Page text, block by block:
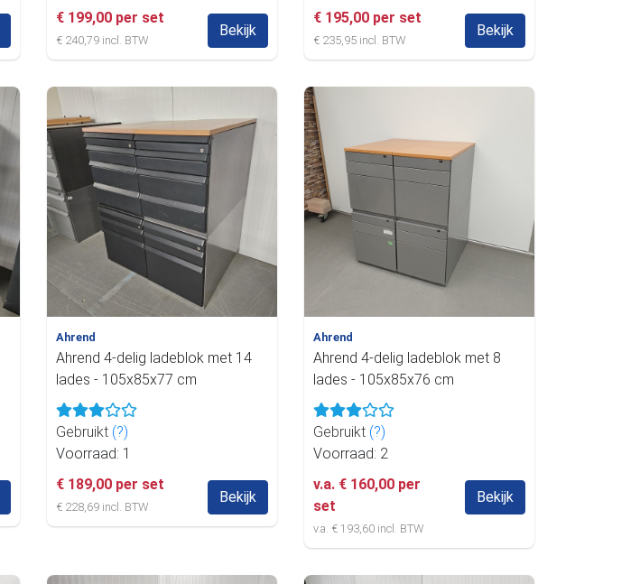
€ 199,00 per set
€ 240,79 incl. BTW
Bekijk
€ 195,00 per set
€ 235,95 incl. BTW
Bekijk
Ahrend
Ahrend 4-delig ladeblok met 14
lades - 105x85x77 cm
Gebruikt (?)
Voorraad: 1
€ 189,00 per set
€ 228,69 incl. BTW
Bekijk
Ahrend
Ahrend 4-delig ladeblok met 8
lades - 105x85x76 cm
Gebruikt (?)
Voorraad: 2
v.a. € 160,00 per
set
v.a. € 193,60 incl. BTW
Bekijk